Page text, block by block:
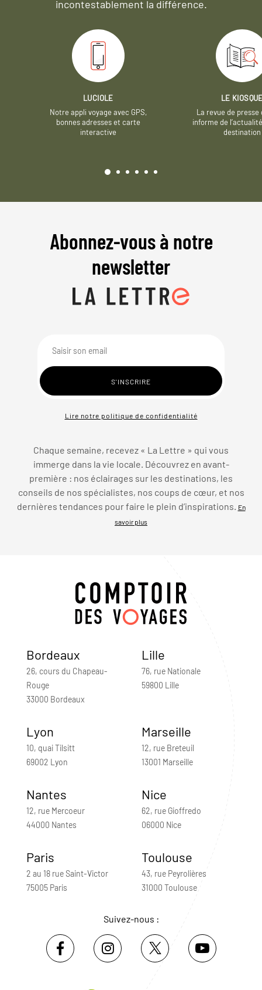
incontestablement la différence.
LUCIOLE
Notre appli voyage avec GPS,
bonnes adresses et carte
interactive
LE
La revue de presse
informe de
destination
Abonnez-vous à notre
newsletter
Lire notre politique de confidentialité
Chaque semaine, recevez « La Lettre » qui vous
immerge dans la vie locale. Découvrez en avant-
première : nos éclairages sur les destinations, les
conseils de nos spécialistes, nos coups de cœur, et nos
dernières tendances pour faire le plein d’inspirations. En
savoir plus
Bordeaux
26, cours du Chapeau-
Rouge
33000 Bordeaux
Lille
76, rue Nationale
59800 Lille
Lyon
10, quai Tilsitt
69002 Lyon
Marseille
12, rue Breteuil
13001 Marseille
Nantes
12, rue Mercoeur
44000 Nantes
Nice
62, rue Gioffredo
06000 Nice
Paris
2 au 18 rue Saint-Victor
75005 Paris
Toulouse
43, rue Peyrolières
31000 Toulouse
Suivez-nous :